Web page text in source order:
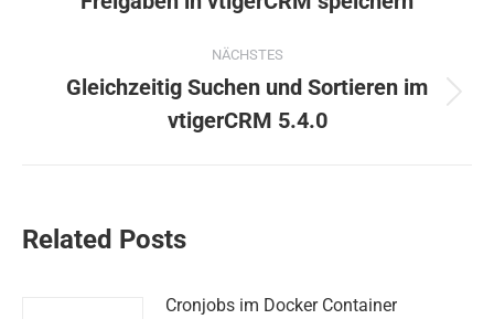
Beitrag:
NÄCHSTES
Beitrag:
Gleichzeitig Suchen und Sortieren im
vtigerCRM 5.4.0
Related Posts
Cronjobs im Docker Container